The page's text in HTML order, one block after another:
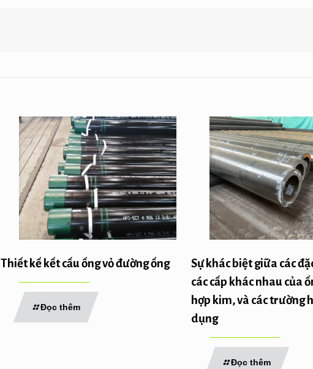
Thiết kế kết cấu ống vỏ đường ống
Đọc thêm
Sự khác biệt giữa các
các cấp khác nhau của
hợp kim, và các trường
dụng
Đọc thêm